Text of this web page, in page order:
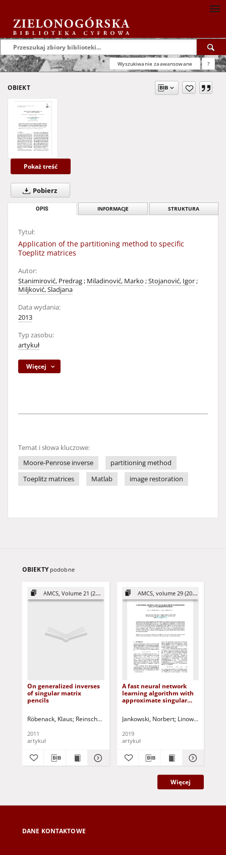
Wyszukiwanie zaawansowane ?
OBIEKT
Pokaż treść
Pobierz
OPIS INFORMACJE STRUKTURA
Tytuł:
Application of the partitioning method to specific
Toeplitz matrices
Autor:
Stanimirović, Predrag; Miladinović, Marko ;Stojanović, Igor;
Miljković, Sladjana
Data wydania:
2013
Typ zasobu:
artykuł
Więcej
Temat i słowa kluczowe:
Moore-Penrose inverse
partitioning method
Toeplitz matrices
Matlab image restoration
OBIEKTY podobne
AMCS, Volume 21 (2011)
On generalized inverses
of singular matrix
pencils
Röbenack, Klaus Reinschke, Kurt Korbicz, Józef (1951- ) - red.
2011
artykuł
AMCS, volume 29 (2019)
A fast neural network
learning algorithm with
approximate singular
Jankowski, Norbert Linowiecki, Rafał
2019
artykuł
Więcej
DANE KONTAKTOWE